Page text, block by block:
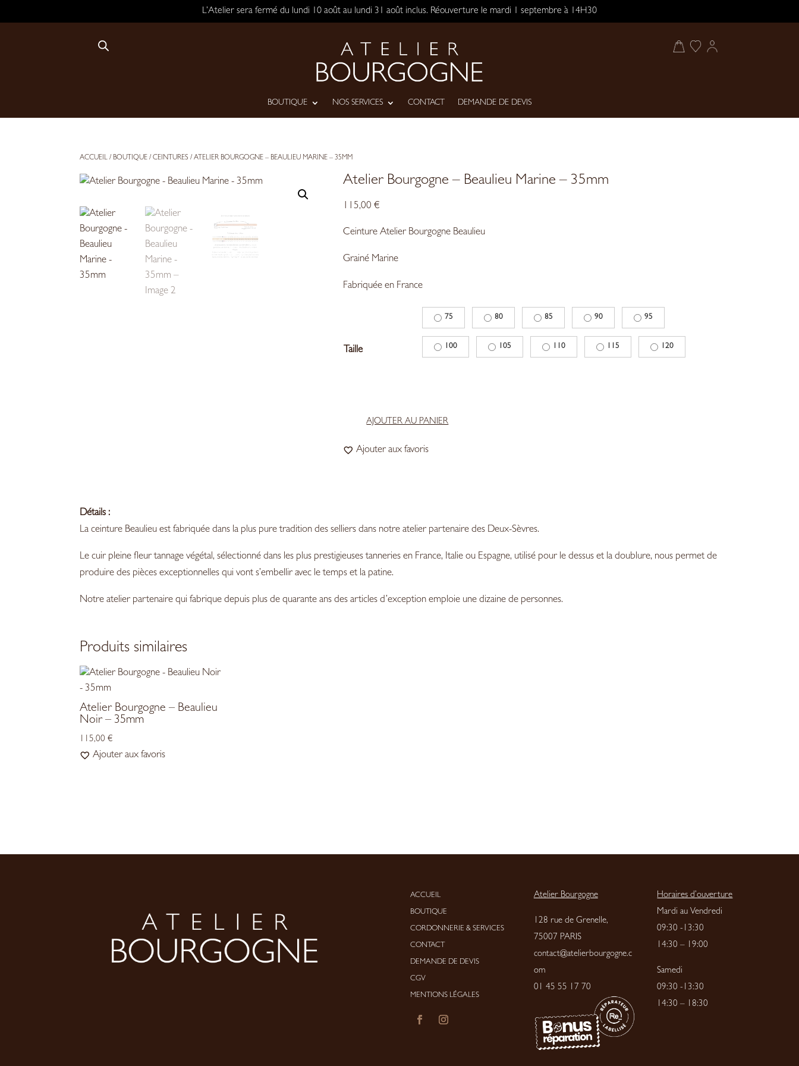
L’Atelier sera fermé du lundi 10 août au lundi 31 août inclus. Réouverture le mardi 1 septembre à 14H30
BOUTIQUE NOS SERVICES CONTACT DEMANDE DE DEVIS
ACCUEIL / BOUTIQUE /CEINTURES / ATELIER BOURGOGNE – BEAULIEU MARINE – 35MM
Atelier Bourgogne – Beaulieu Marine – 35mm
115,00€
Ceinture Atelier Bourgogne Beaulieu
Grainé Marine
Fabriquée en France
Taille
75 80 85 90 95
100 105 110 115 120
de
Marine
AJOUTER AU PANIER
Ajouter aux favoris
Détails :
La ceinture Beaulieu est fabriquée dans la plus pure tradition des selliers dans notre atelier partenaire des Deux-Sèvres.
Le cuir pleine fleur tannage végétal, sélectionné dans les plus prestigieuses tanneries en France, Italie ou Espagne, utilisé pour le dessus et la doublure, nous permet de
produire des pièces exceptionnelles qui vont s’embellir avec le temps et la patine.
Notre atelier partenaire qui fabrique depuis plus de quarante ans des articles d’exception emploie une dizaine de personnes.
Produits similaires
Atelier Bourgogne – Beaulieu
Noir – 35mm
115,00€
Ajouter aux favoris
ACCUEIL
BOUTIQUE
CORDONNERIE &SERVICES
CONTACT
DEMANDE DE DEVIS
CGV
MENTIONS LÉGALES
Atelier Bourgogne
128 rue de Grenelle,
75007 PARIS
contact@atelierbourgogne.c
om
01 45 55 17 70
Horaires d’ouverture
Mardi au Vendredi
09:30 -13:30
14:30 – 19:00
Samedi
09:30 -13:30
14:30 – 18:30